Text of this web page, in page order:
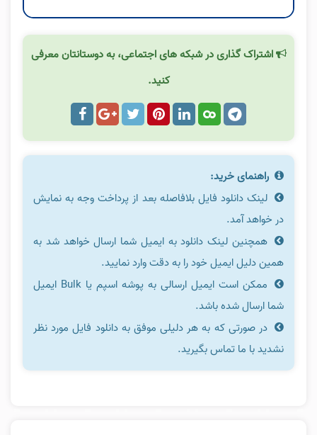
اشتراک گذاری در شبکه های اجتماعی، به دوستانتان معرفی
کنید.
راهنمای خرید:
لینک دانلود فایل بلافاصله بعد از پرداخت وجه به نمایش
در خواهد آمد.
همچنین لینک دانلود به ایمیل شما ارسال خواهد شد به
همین دلیل ایمیل خود را به دقت وارد نمایید.
ممکن است ایمیل ارسالی به پوشه اسپم یا Bulk ایمیل
شما ارسال شده باشد.
در صورتی که به هر دلیلی موفق به دانلود فایل مورد نظر
نشدید با ما تماس بگیرید.